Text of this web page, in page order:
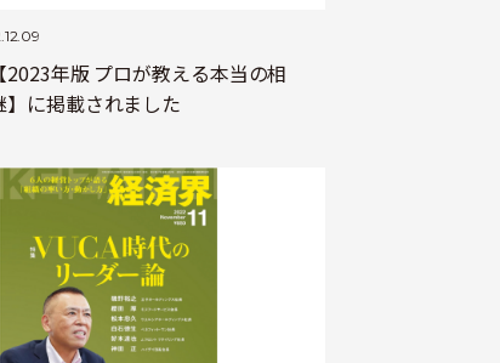
2023年版 プロが教える本当の相
に掲載されました